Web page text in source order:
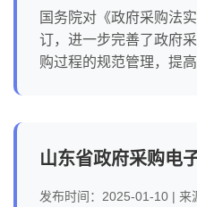
国务院对《政府采购法
订，进一步完善了政府
购过程的规范管理，提
山东省政府采购电
发布时间：2025-01-10 | 来